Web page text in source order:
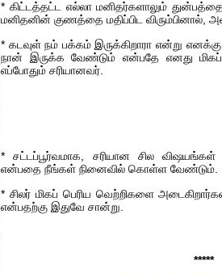
* கிட்டத்தட்ட எல்லா மனிதர்களாலும்
மனிதனின் குணத்தை மதிப்பிட
* கடவுள் நம் பக்கம் இருக்கிறாரா என்று
நான் இருக்க வேண்டும் என்பதே எனது
எப்போதும் சரியானவர்.
* சட்டப்பூர்வமாக, சரியான சில
என்பதை நீங்கள் நினைவில் கொள்ள வேண்டும்.
* சிலர் மிகப் பெரிய வெற்றிகளை
என்பதற்கு இதுவே சான்று.
*****